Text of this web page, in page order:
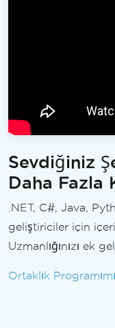
Sevdiğiniz
Daha Fazla
.NET, C#, Java,
geliştiriciler için
Uzmanlığınızı ek
Ortaklık